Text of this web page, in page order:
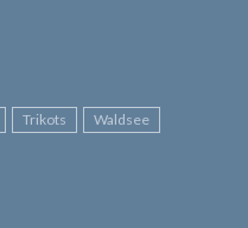
Trikots Waldsee